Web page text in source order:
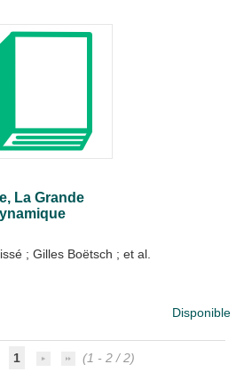
La Grande
; Gilles Boëtsch ; et al.
Disponible
1
(1 - 2 / 2)